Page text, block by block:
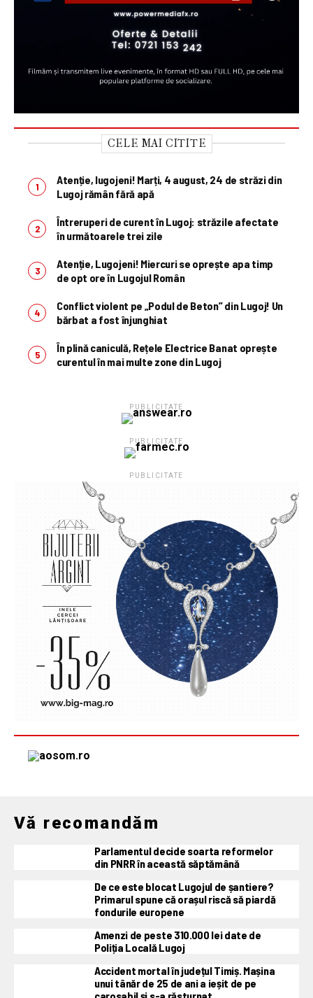
CELE MAI CITITE
Atenție, lugojeni! Marți, 4 august, 24 de străzi din
Lugoj rămân fără apă
Întreruperi de curent în Lugoj: străzile afectate
în următoarele trei zile
Atenție, Lugojeni! Miercuri se oprește apa timp
de opt ore în Lugojul Român
Conflict violent pe „Podul de Beton” din Lugoj! Un
bărbat a fost înjunghiat
În plină caniculă, Rețele Electrice Banat oprește
curentul în mai multe zone din Lugoj
PUBLICITATE
PUBLICITATE
PUBLICITATE
Vă recomandăm
Parlamentul decide soarta reformelor
din PNRR în această săptămână
De ce este blocat Lugojul de șantiere?
Primarul spune că orașul riscă să piardă
fondurile europene
Amenzi de peste 310.000 lei date de
Poliția Locală Lugoj
Accident mortal în județul Timiș. Mașina
unui tânăr de 25 de ani a ieșit de pe